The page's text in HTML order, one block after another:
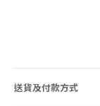
送貨及付款方式